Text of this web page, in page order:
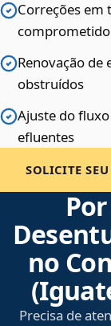
Correções em
comprometido
Renovação
obstruídos
Ajuste do
efluentes
SOLICITE
no
Precisa de